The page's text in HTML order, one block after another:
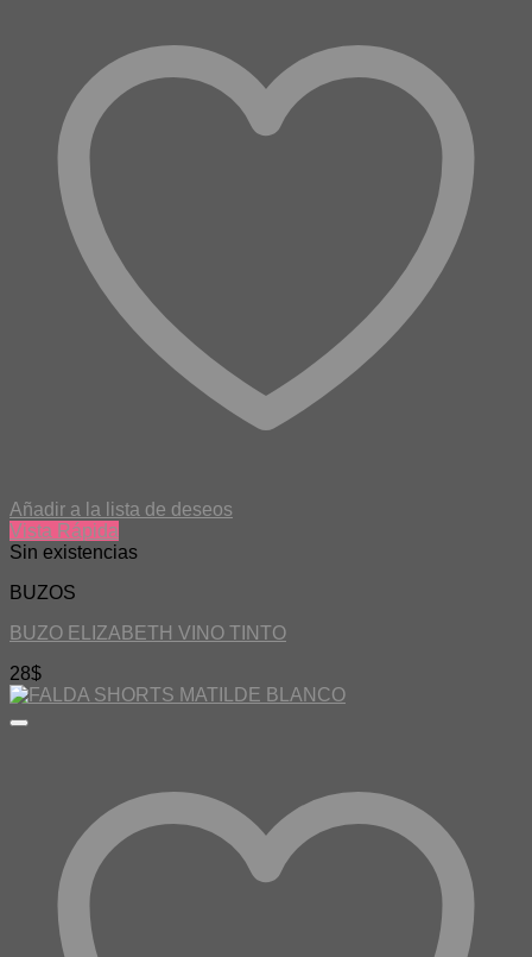
Añadir a la lista de deseos
Vista Rápida
Sin existencias
BUZOS
BUZO ELIZABETH VINO TINTO
28$